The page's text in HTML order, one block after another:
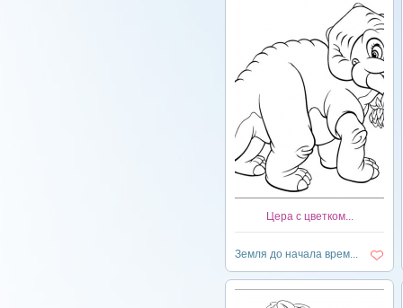
Цера с цветком...
Земля до начала врем...